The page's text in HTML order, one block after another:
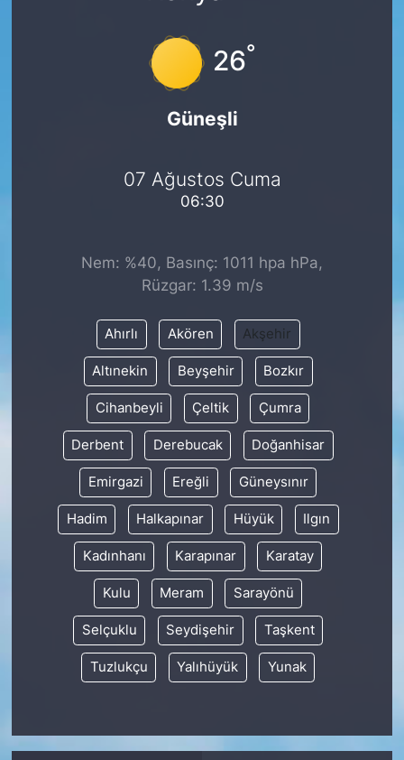
26°
Güneşli
07 Ağustos Cuma
06:30
Nem: %40, Basınç: 1011 hpa hPa,
Rüzgar: 1.39 m/s
Ahırlı Akören Akşehir
Altınekin Beyşehir Bozkır
Cihanbeyli Çeltik Çumra
Derbent Derebucak Doğanhisar
Emirgazi Ereğli Güneysınır
Hadim Halkapınar Hüyük Ilgın
Kadınhanı Karapınar Karatay
Kulu Meram Sarayönü
Selçuklu Seydişehir Taşkent
Tuzlukçu Yalıhüyük Yunak